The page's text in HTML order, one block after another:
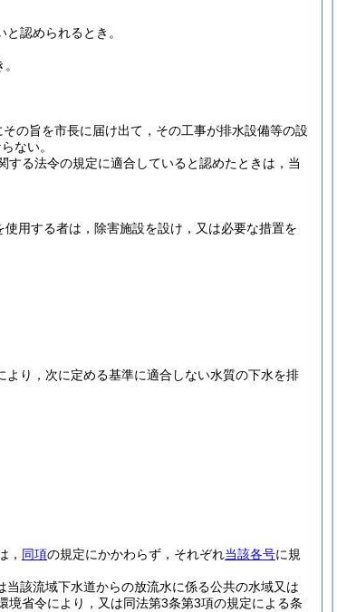
認められるとき。
の旨を市長に届け出て，その工事が排水設備等の設
ない。
る法令の規定に適合していると認めたときは，当
用する者は，除害施設を設け，又は必要な措置を
り，次に定める基準に適合しない水質の下水を排
， 同項の規定にかかわらず，それぞれ当該各号に規
該流域下水道からの放流水に係る公共の水域又は
境省令により，又は同法第3条第3項の規定による条